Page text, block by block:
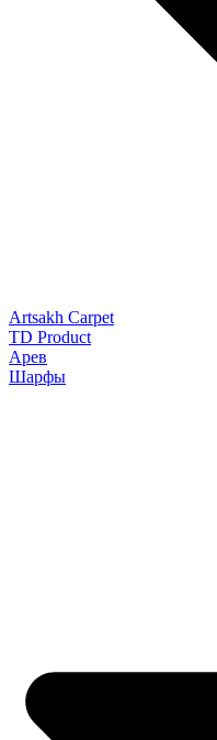
Artsakh Carpet
TD Product
Арев
Шарфы